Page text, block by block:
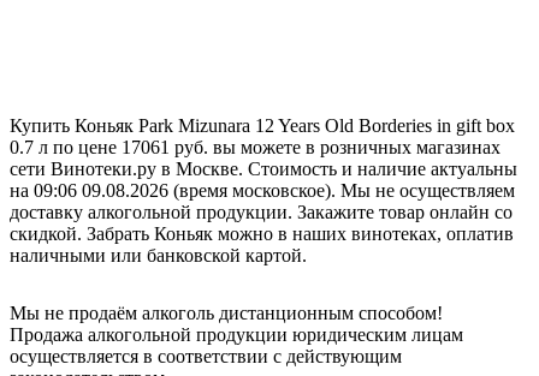
Купить Коньяк Park Mizunara 12 Years Old Borderies in gift box
0.7 л по цене 17061 руб. вы можете в розничных магазинах
сети Винотеки.ру в Москве. Стоимость и наличие актуальны
на 09:06 09.08.2026 (время московское). Мы не осуществляем
доставку алкогольной продукции. Закажите товар онлайн со
скидкой. Забрать Коньяк можно в наших винотеках, оплатив
наличными или банковской картой.
Мы не продаём алкоголь дистанционным способом!
Продажа алкогольной продукции юридическим лицам
осуществляется в соответствии с действующим